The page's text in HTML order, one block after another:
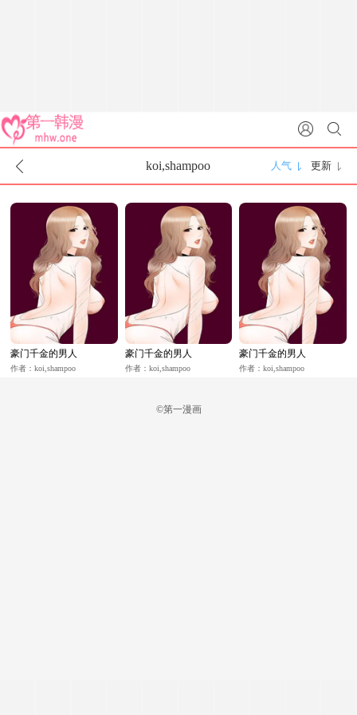
koi,shampoo 人气 更新
豪门千金的男人
作者：koi,shampoo
豪门千金的男人
作者：koi,shampoo
豪门千金的男人
作者：koi,shampoo
©第一漫画